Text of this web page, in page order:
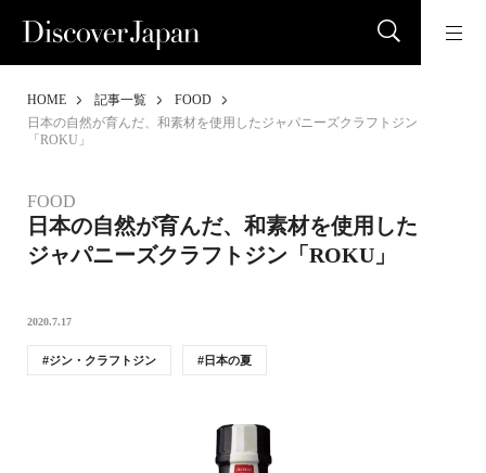
HOME 記事一覧
FOOD
日本の自然が育んだ、和素材を使用したジャパニーズクラフトジン
「ROKU」
FOOD
日本の自然が育んだ、和素材を使用した
ジャパニーズクラフトジン「ROKU」
2020.7.17
ジン・クラフトジン 日本の夏